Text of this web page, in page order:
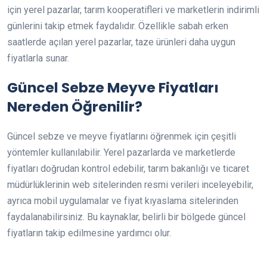
için yerel pazarlar, tarım kooperatifleri ve marketlerin indirimli
günlerini takip etmek faydalıdır. Özellikle sabah erken
saatlerde açılan yerel pazarlar, taze ürünleri daha uygun
fiyatlarla sunar.
Güncel Sebze Meyve Fiyatları
Nereden Öğrenilir?
Güncel sebze ve meyve fiyatlarını öğrenmek için çeşitli
yöntemler kullanılabilir. Yerel pazarlarda ve marketlerde
fiyatları doğrudan kontrol edebilir, tarım bakanlığı ve ticaret
müdürlüklerinin web sitelerinden resmi verileri inceleyebilir,
ayrıca mobil uygulamalar ve fiyat kıyaslama sitelerinden
faydalanabilirsiniz. Bu kaynaklar, belirli bir bölgede güncel
fiyatların takip edilmesine yardımcı olur.